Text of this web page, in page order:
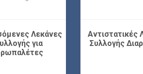
Λεκάνες
για
Αντιστατικές
Συλλογής